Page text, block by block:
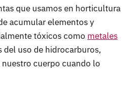
que usamos en horticultura
acumular elementos y
tóxicos como metales
del uso de hidrocarburos,
cuerpo cuando lo